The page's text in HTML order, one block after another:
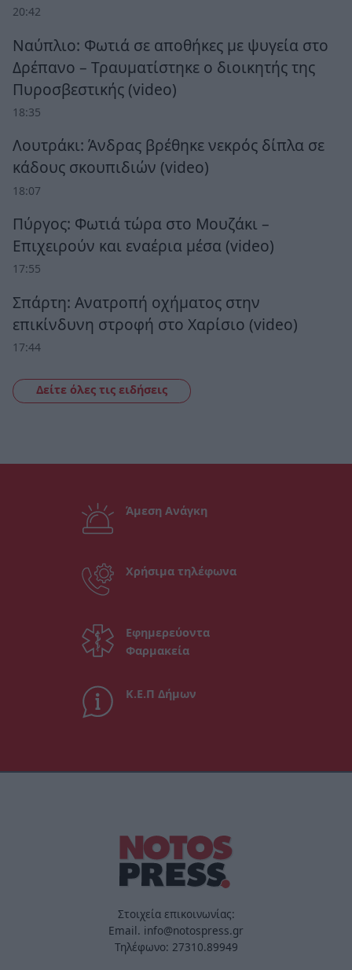
20:42
Ναύπλιο: Φωτιά σε αποθήκες με ψυγεία στο
Δρέπανο – Τραυματίστηκε ο διοικητής της
Πυροσβεστικής (video)
18:35
Λουτράκι: Άνδρας βρέθηκε νεκρός δίπλα σε
κάδους σκουπιδιών (video)
18:07
Πύργος: Φωτιά τώρα στο Μουζάκι –
Επιχειρούν και εναέρια μέσα (video)
17:55
Σπάρτη: Ανατροπή οχήματος στην
επικίνδυνη στροφή στο Χαρίσιο (video)
17:44
Δείτε όλες τις ειδήσεις
Άμεση Ανάγκη
Χρήσιμα τηλέφωνα
Εφημερεύοντα
Φαρμακεία
Κ.Ε.Π Δήμων
Στοιχεία επικοινωνίας:
Email. info@notospress.gr
Τηλέφωνο: 27310.89949